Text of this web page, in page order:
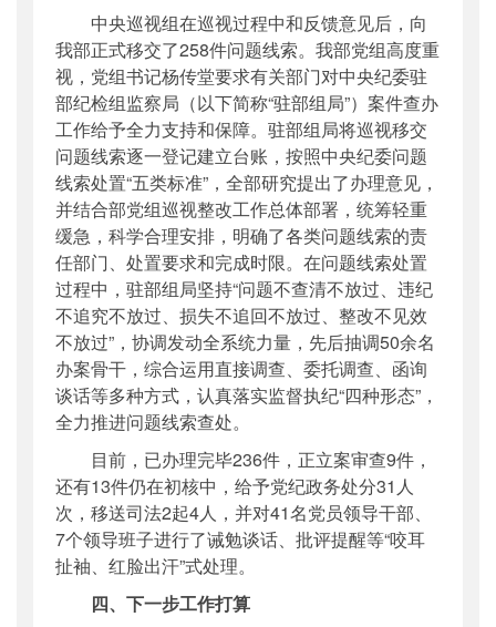
中央巡视组在巡视过程中和反馈意见后，向
我部正式移交了258件问题线索。我部党组高度重
视，党组书记杨传堂要求有关部门对中央纪委驻
部纪检组监察局（以下简称“驻部组局”）案件查办
工作给予全力支持和保障。驻部组局将巡视移交
问题线索逐一登记建立台账，按照中央纪委问题
线索处置“五类标准”，全部研究提出了办理意见，
并结合部党组巡视整改工作总体部署，统筹轻重
缓急，科学合理安排，明确了各类问题线索的责
任部门、处置要求和完成时限。在问题线索处置
过程中，驻部组局坚持“问题不查清不放过、违纪
不追究不放过、损失不追回不放过、整改不见效
不放过”，协调发动全系统力量，先后抽调50余名
办案骨干，综合运用直接调查、委托调查、函询
谈话等多种方式，认真落实监督执纪“四种形态”，
全力推进问题线索查处。
目前，已办理完毕236件，正立案审查9件，
还有13件仍在初核中，给予党纪政务处分31人
次，移送司法2起4人，并对41名党员领导干部、
7个领导班子进行了诫勉谈话、批评提醒等“咬耳
扯袖、红脸出汗”式处理。
四、下一步工作打算